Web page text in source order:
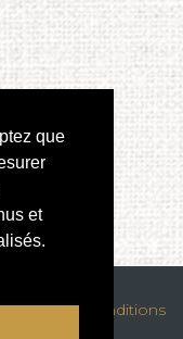
que
et
|
Conditions